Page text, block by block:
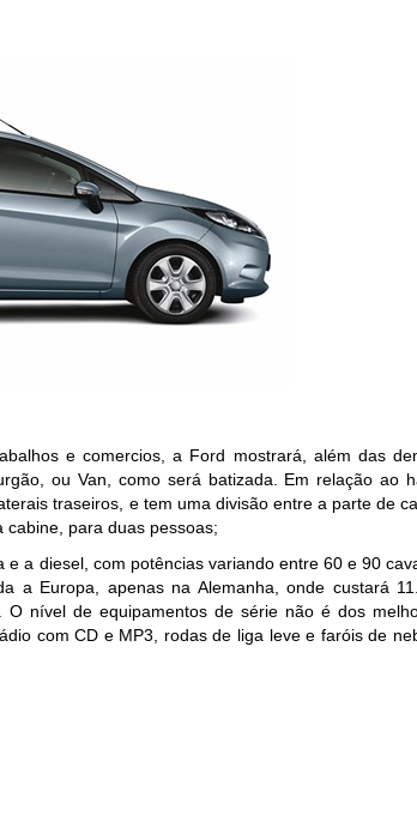
e comercios, a Ford mostrará, além das
ou Van, como será batizada. Em relação ao
traseiros, e tem uma divisão entre a parte de
para duas pessoas;
a diesel, com potências variando entre 60 e 90
a Europa, apenas na Alemanha, onde custará
nível de equipamentos de série não é dos
com CD e MP3, rodas de liga leve e faróis de